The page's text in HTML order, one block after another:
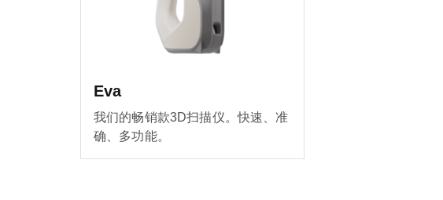
Eva
我们的畅销款3D扫描仪。快速、准
确、多功能。